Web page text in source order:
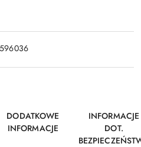
DODATKOWE
INFORMACJE
INFORMACJE
DOT.